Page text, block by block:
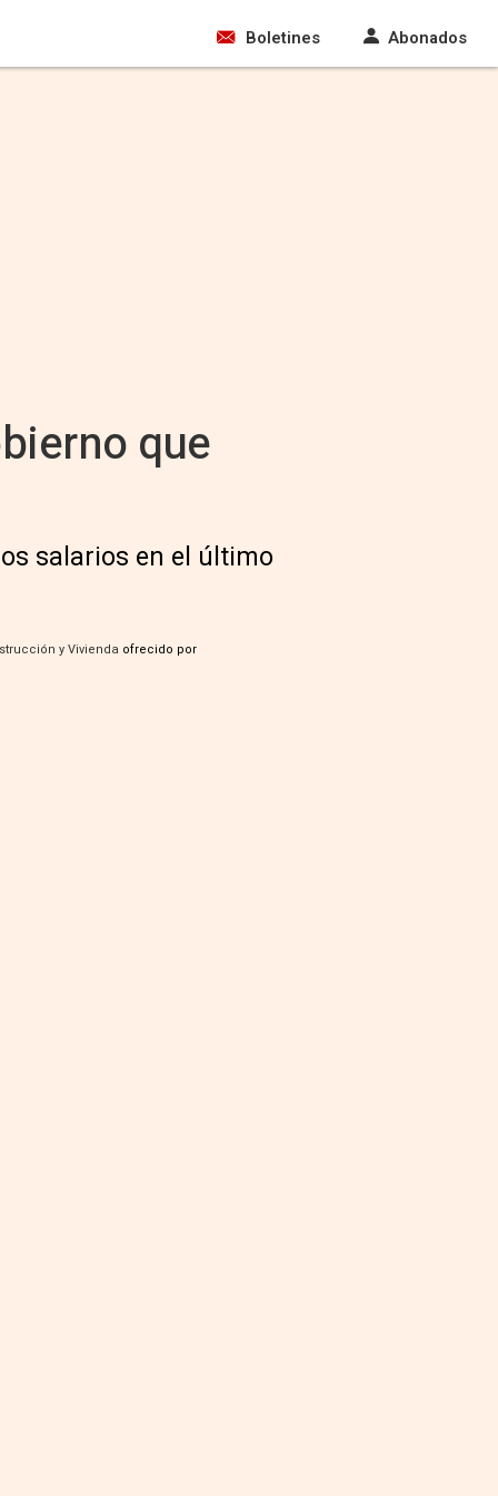
Boletines Abonados
que
salarios en el último
y Vivienda ofrecido por